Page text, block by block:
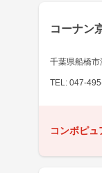
コーナン
千葉県船橋
TEL: 047-
コンボピ